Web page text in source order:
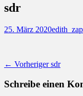
sdr
Posted
25. März 2020Autor
← Vorheriger Vorheriger
sdr
Schreibe einen